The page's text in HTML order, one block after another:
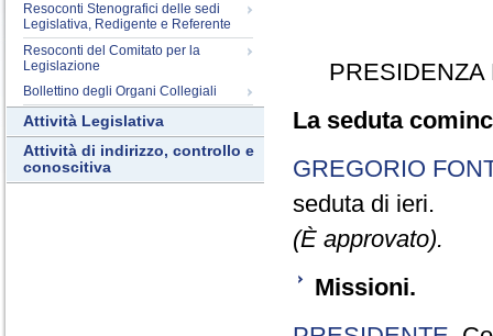
Resoconti Stenografici delle sedi
Legislativa, Redigente e Referente
Resoconti del Comitato per la
Legislazione
Bollettino degli Organi Collegiali
Attività Legislativa
Attività di indirizzo, controllo e
conoscitiva
PRESIDENZA
La seduta
GREGORIO
seduta di ieri.
(È approvato).
Missioni.